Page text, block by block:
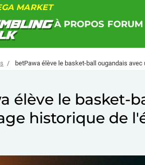
MARKET
À PROPOS FORUM
betPawa élève le basket-ball ougandais
élève le basket-
historique de